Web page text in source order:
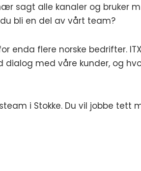
sagt alle kanaler og bruker
bli en del av vårt team?
enda flere norske bedrifter.
med våre kunder, og
i Stokke. Du vil jobbe